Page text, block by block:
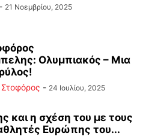
- 21 Νοεμβρίου, 2025
Ολυμπιακός – Μια
- 24 Ιουλίου, 2025
και η σχέση του με τους
Ευρώπης του...